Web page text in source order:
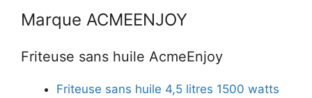
Marque ACMEENJOY
Friteuse sans huile AcmeEnjoy
Friteuse sans huile 4,5 litres 1500 watts